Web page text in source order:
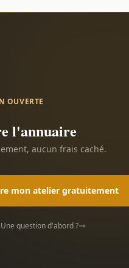
OUVERTE
l'annuaire
aucun frais caché.
mon atelier gratuitement
Une question d'abord ?